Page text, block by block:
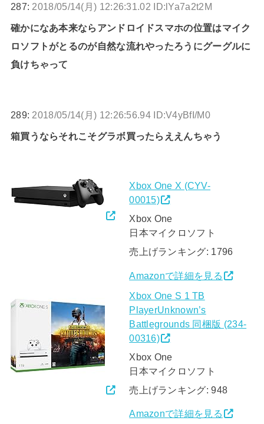
287: 2018/05/14(月) 12:26:31.02 ID:lYa7a2t2M
確かになあ本来ならアンドロイドスマホの位置はマイク
ロソフトがとるのが自然な流れやったろうにグーグルに
負けちゃって
289: 2018/05/14(月) 12:26:56.94 ID:V4yBfI/M0
箱買うならそれこそグラボ買ったらええんちゃう
Xbox One X (CYV-
00015)
Xbox One
日本マイクロソフト
売上げランキング: 1796
Amazonで詳細を見る
Xbox One S 1 TB
PlayerUnknown’s
Battlegrounds 同梱版 (234-
00316)
Xbox One
日本マイクロソフト
売上げランキング: 948
Amazonで詳細を見る